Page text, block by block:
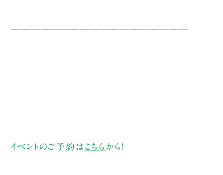
——————————————————
イベントのご予約は こちら から！